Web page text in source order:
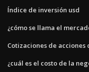
Índice de inversión usd
¿cómo se llama el
Cotizaciones de acciones
¿cuál es el costo de la